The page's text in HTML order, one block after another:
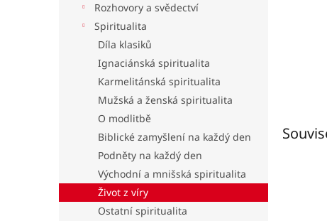
Rozhovory a svědectví
Spiritualita
Díla klasiků
Ignaciánská spiritualita
Karmelitánská spiritualita
Mužská a ženská spiritualita
O modlitbě
Biblické zamyšlení na každý den
Podněty na každý den
Východní a mnišská spiritualita
Život z víry
Ostatní spiritualita